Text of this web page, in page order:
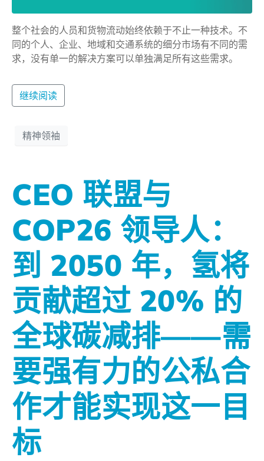
整个社会的人员和货物流动始终依赖于不止一种技术。不
同的个人、企业、地域和交通系统的细分市场有不同的需
求，没有单一的解决方案可以单独满足所有这些需求。
继续阅读
精神领袖
CEO 联盟与
COP26 领导人：
到 2050 年，氢将
贡献超过 20% 的
全球碳减排——需
要强有力的公私合
作才能实现这一目
标